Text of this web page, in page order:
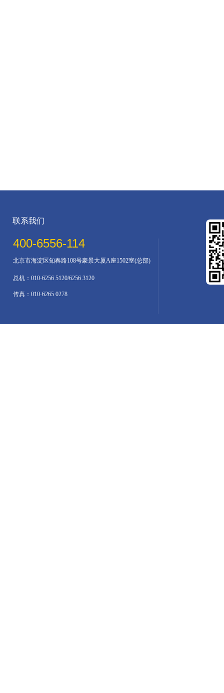
联系我们
北京市海淀区知春路108号豪景大厦A座1502室(总部)
总机：010-6256 5120/6256 3120
传真：010-6265 0278
400-6556-114